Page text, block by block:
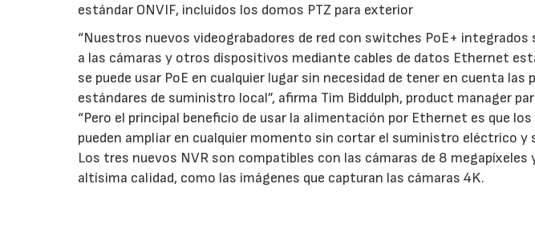
estándar ONVIF, incluidos los domos PTZ para exterior
“Nuestros nuevos videograbadores de red con switches PoE+
a las cámaras y otros dispositivos mediante cables de datos Ethernet
se puede usar PoE en cualquier lugar sin necesidad de tener en cuenta las
estándares de suministro local”, afirma Tim Biddulph, product manager
“Pero el principal beneficio de usar la alimentación por Ethernet es que
pueden ampliar en cualquier momento sin cortar el suministro eléctrico y
Los tres nuevos NVR son compatibles con las cámaras de 8 megapíxeles
altísima calidad, como las imágenes que capturan las cámaras 4K.